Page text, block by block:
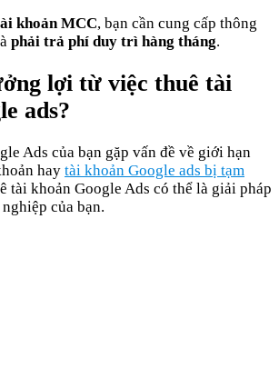
khoản MCC, bạn cần cung cấp thông
phải trả phí duy trì hàng tháng.
lợi từ việc thuê tài
ads?
Ads của bạn gặp vấn đề về giới hạn
hay tài khoản Google ads bị tạm
tài khoản Google Ads có thể là giải pháp
của bạn.